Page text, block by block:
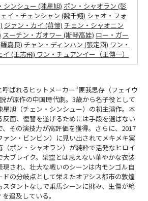
シンシュー (陳星旭) ポン・シャオラン (彭
イ・チェンシャン (魏千翔) シャオ・フォ
ジァン・カイ (蒋愷) チェン・シャオニン
スーチン・ガオワー (斯琴高娃) ロー・ガー
嘉良) チャン・ディンハン (張定涵) ワン・
イ (王志飛) ワン・チュアンイー（王傳一）
ばれるヒットメーカー“匪我思存（フェイウ
が原作の中国時代劇。3歳から名子役として
旭（チェン・シンシュー）の初主演作。本
面、復讐を遂げるためには手段を選ばない
その演技力が高評価を獲得。さらに、2017
ン・ビンビン）に見い出されてメキメキ実
ポン・シャオラン）が純粋で活発なヒロイ
大ブレイク。架空とは思えない華やかな衣装
現され、壮大な戦いのシーンは内モンゴル自
の分岐点として栄えたオアシス都市の敦煌
タントなしで乗馬シーンに挑み、生傷が絶
追及している。